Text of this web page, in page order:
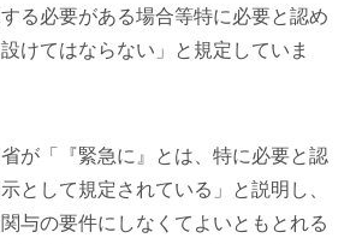
る必要がある場合等特に必要と認め
けてはならない」と規定していま
が「『緊急に』とは、特に必要と認
として規定されている」と説明し、
与の要件にしなくてよいともとれる